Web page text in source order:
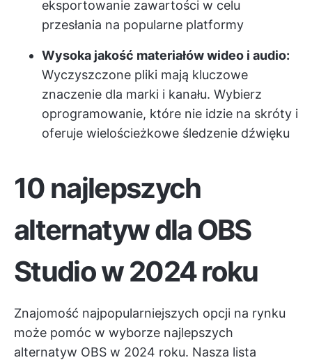
eksportowanie zawartości w celu
przesłania na popularne platformy
Wysoka jakość materiałów wideo i audio:
Wyczyszczone pliki mają kluczowe
znaczenie dla marki i kanału. Wybierz
oprogramowanie, które nie idzie na skróty i
oferuje wielościeżkowe śledzenie dźwięku
10 najlepszych
alternatyw dla OBS
Studio w 2024 roku
Znajomość najpopularniejszych opcji na rynku
może pomóc w wyborze najlepszych
alternatyw OBS w 2024 roku. Nasza lista